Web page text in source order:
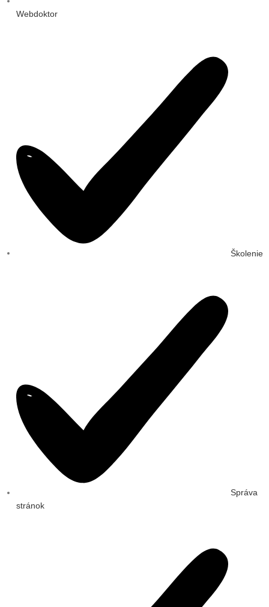
Webdoktor
Školenie
Správa
stránok